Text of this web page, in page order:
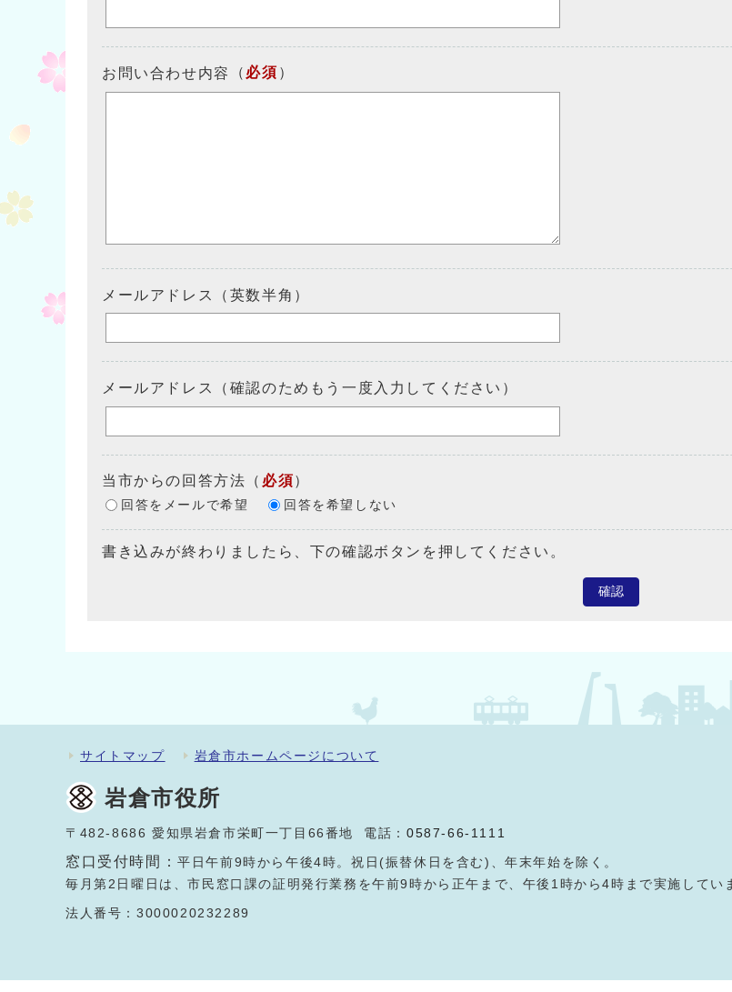
お問い合わせ内容 （ 必須 ）
メールアドレス（英数半角）
メールアドレス（確認のためもう一度入力してください）
当市からの回答方法 （ 必須）
回答をメールで希望 回答を希望しない
書き込みが終わりましたら、下の確認ボタンを押してください。
確認
サイトマップ 岩倉市ホームページについて
岩倉市役所
〒482-8686 愛知県岩倉市栄町一丁目66番地 電話：0587-66-1111
窓口受付時間：平日午前9時から午後4時。祝日(振替休日を含む)、年末年始を除く。
毎月第2日曜日は、市民窓口課の証明発行業務を午前9時から正午まで、午後1時から4時まで実施してい
法人番号：3000020232289